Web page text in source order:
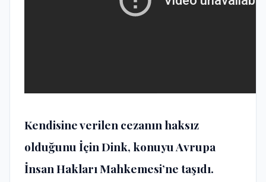
Kendisine verilen cezanın haksız
olduğunu İçin Dink, konuyu Avrupa
İnsan Hakları Mahkemesi’ne taşıdı.